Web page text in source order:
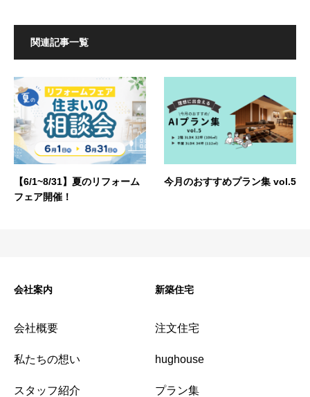
関連記事一覧
【6/1~8/31】夏のリフォーム
フェア開催！
今月のおすすめプラン集 vol.5
会社案内
会社概要
私たちの想い
スタッフ紹介
新築住宅
注文住宅
hughouse
プラン集